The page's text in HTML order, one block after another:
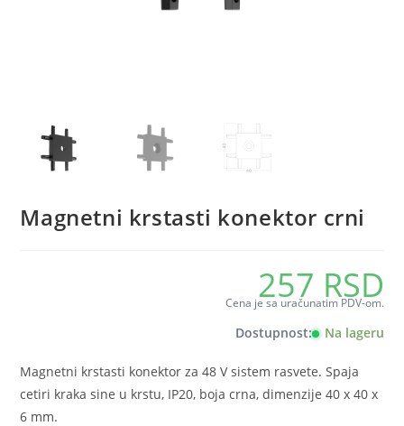
Magnetni krstasti konektor crni
257 RSD
Cena je sa uračunatim PDV-om.
Dostupnost: Na lageru
Magnetni krstasti konektor za 48 V sistem rasvete. Spaja
cetiri kraka sine u krstu, IP20, boja crna, dimenzije 40 x 40 x
6 mm.